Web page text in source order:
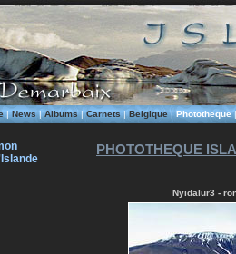
|News|Albums|Carnets|Belgique|Phototheque
PHOTOTHEQUE
Nyidalur3 -